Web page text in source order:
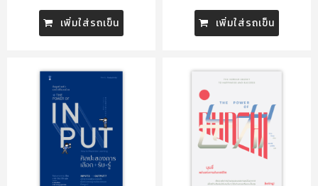
เพิ่มใส่รถเข็น เพิ่มใส่รถเข็น